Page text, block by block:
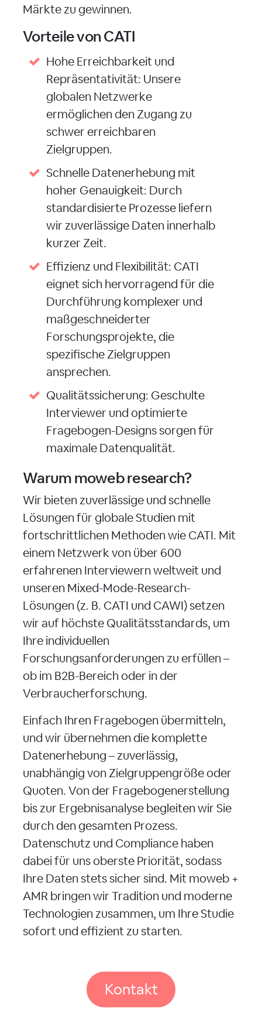
Märkte zu gewinnen.
Vorteile von CATI
Hohe Erreichbarkeit und
Repräsentativität: Unsere
globalen Netzwerke
ermöglichen den Zugang zu
schwer erreichbaren
Zielgruppen.
Schnelle Datenerhebung mit
hoher Genauigkeit: Durch
standardisierte Prozesse liefern
wir zuverlässige Daten innerhalb
kurzer Zeit.
Effizienz und Flexibilität: CATI
eignet sich hervorragend für die
Durchführung komplexer und
maßgeschneiderter
Forschungsprojekte, die
spezifische Zielgruppen
ansprechen.
Qualitätssicherung: Geschulte
Interviewer und optimierte
Fragebogen-Designs sorgen für
maximale Datenqualität.
Warum moweb research?
Wir bieten zuverlässige und schnelle
Lösungen für globale Studien mit
fortschrittlichen Methoden wie CATI. Mit
einem Netzwerk von über 600
erfahrenen Interviewern weltweit und
unseren Mixed-Mode-Research-
Lösungen (z. B. CATI und CAWI) setzen
wir auf höchste Qualitätsstandards, um
Ihre individuellen
Forschungsanforderungen zu erfüllen –
ob im B2B-Bereich oder in der
Verbraucherforschung.
Einfach Ihren Fragebogen übermitteln,
und wir übernehmen die komplette
Datenerhebung – zuverlässig,
unabhängig von Zielgruppengröße oder
Quoten. Von der Fragebogenerstellung
bis zur Ergebnisanalyse begleiten wir Sie
durch den gesamten Prozess.
Datenschutz und Compliance haben
dabei für uns oberste Priorität, sodass
Ihre Daten stets sicher sind. Mit moweb +
AMR bringen wir Tradition und moderne
Technologien zusammen, um Ihre Studie
sofort und effizient zu starten.
Kontakt